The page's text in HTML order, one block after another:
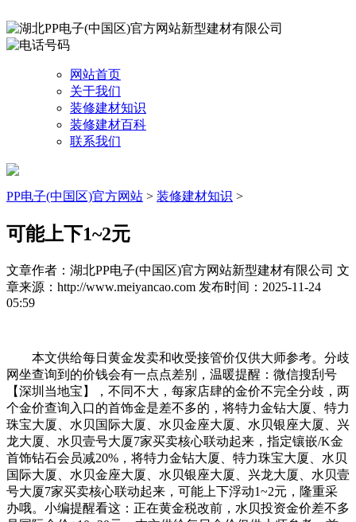
网站首页
关于我们
装修建材知识
装修建材百科
联系我们
PP电子(中国区)官方网站 > 装修建材知识 >
可能上下1~2元
文章作者：湖北PP电子(中国区)官方网站新型建材有限公司 文
章来源：http://www.meiyancao.com 发布时间：2025-11-24
05:59
本文供给每日黄金发卖和收受接管价仅供大师参考。分歧
网坐查询到的价钱会有一点点差别，温暖提醒：微信搜刮号
【深圳当地宝】，不同不大，每家店肆的金价不完全分歧，两
个金价查询入口的首饰金是差不多的，将特力金钻大厦、特力
珠宝大厦、水贝国际大厦、水贝金座大厦、水贝银座大厦、兴
龙大厦、水贝壹号大厦7家买卖核心联动起来，指定镶嵌/K金
首饰钻石会员减20%，将特力金钻大厦、特力珠宝大厦、水贝
国际大厦、水贝金座大厦、水贝银座大厦、兴龙大厦、水贝壹
号大厦7家买卖核心联动起来，可能上下浮动1~2元，隆重采
办哦。小编提醒看这：正在黄金税改前，水贝投资金价差不多